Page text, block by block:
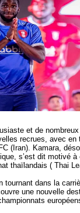
et de
recrues, avec en
(Iran). Kamara,
s’est dit motivé
thaïlandais ( Thai
tournant dans la
une nouvelle